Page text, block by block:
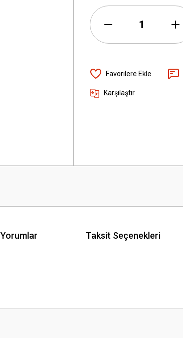
Karşılaştır
Yorumlar Taksit Seçenekleri